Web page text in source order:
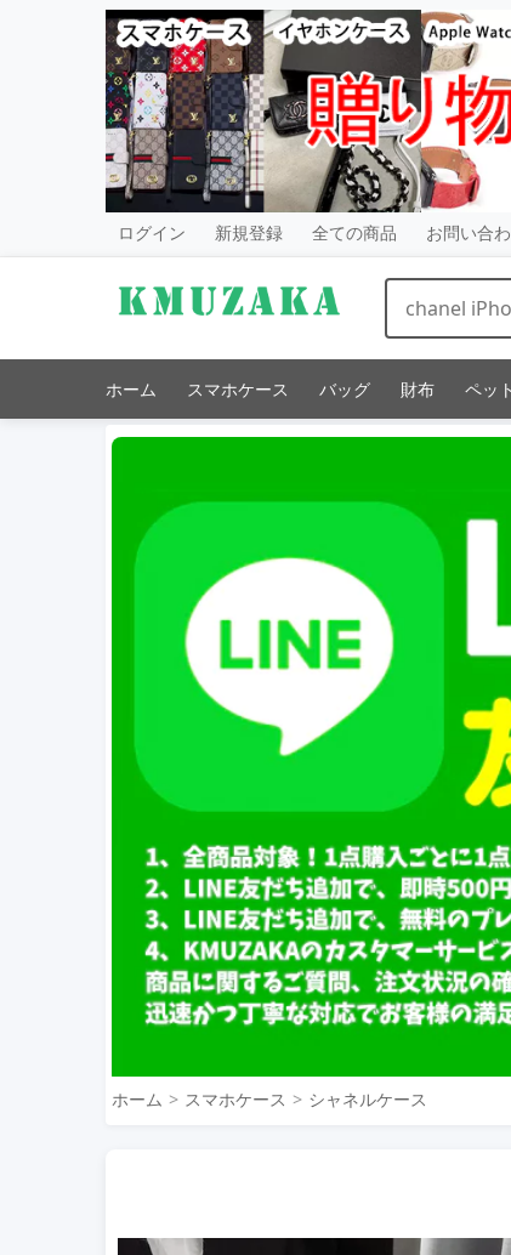
ログイン 新規登録 全ての商品 お問い合
ホーム スマホケース バッグ 財布 ペッ
ホーム スマホケース シャネルケース